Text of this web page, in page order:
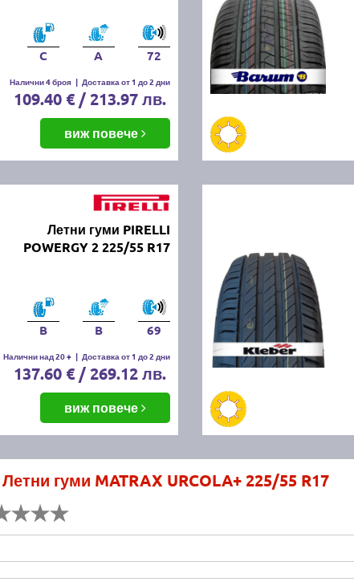
C A 72
Налични 4 броя | Доставка от 1 до 2 дни
109.40 € / 213.97 лв.
виж повече
Летни гуми PIRELLI
POWERGY 2 225/55 R17
B B 69
Налични над 20 + | Доставка от 1 до 2 дни
137.60 € / 269.12 лв.
виж повече
Летни гуми MATRAX URCOLA+ 225/55 R17